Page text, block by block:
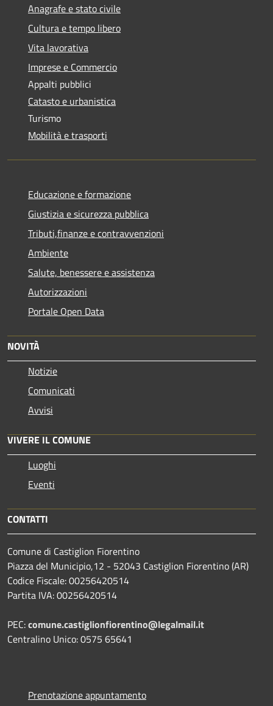
Anagrafe e stato civile
Cultura e tempo libero
Vita lavorativa
Imprese e Commercio
Appalti pubblici
Catasto e urbanistica
Turismo
Mobilità e trasporti
Educazione e formazione
Giustizia e sicurezza pubblica
Tributi,finanze e contravvenzioni
Ambiente
Salute, benessere e assistenza
Autorizzazioni
Portale Open Data
NOVITÀ
Notizie
Comunicati
Avvisi
VIVERE IL COMUNE
Luoghi
Eventi
CONTATTI
Comune di Castiglion Fiorentino
Piazza del Municipio,12 - 52043 Castiglion Fiorentino (AR)
Codice Fiscale: 00256420514
Partita IVA: 00256420514
PEC:comune.castiglionfiorentino@legalmail.it
Centralino Unico: 0575 65641
Prenotazione appuntamento